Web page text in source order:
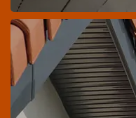
Traitement de
charpente 43